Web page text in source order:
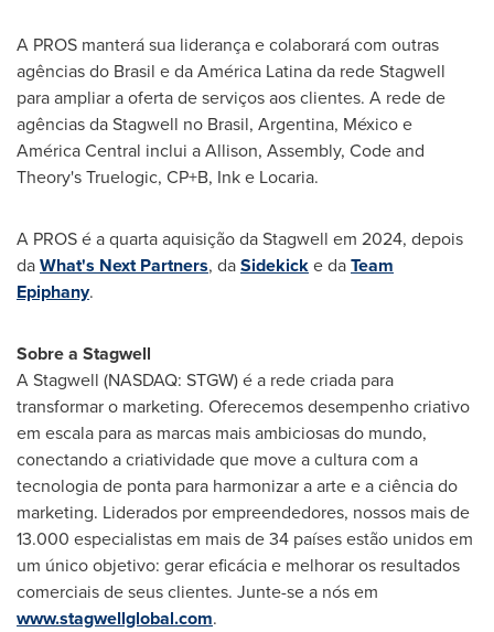
A PROS manterá sua liderança e colaborará com outras
agências do Brasil e da América Latina da rede Stagwell
para ampliar a oferta de serviços aos clientes. A rede de
agências da Stagwell no Brasil, Argentina, México e
América Central inclui a Allison, Assembly, Code and
Theory's Truelogic, CP+B, Ink e Locaria.
A PROS é a quarta aquisição da Stagwell em 2024, depois
daWhat's Next Partners, daSidekicke daTeam
Epiphany.
Sobre a Stagwell
A Stagwell (NASDAQ: STGW) é a rede criada para
transformar o marketing. Oferecemos desempenho criativo
em escala para as marcas mais ambiciosas do mundo,
conectando a criatividade que move a cultura com a
tecnologia de ponta para harmonizar a arte e a ciência do
marketing. Liderados por empreendedores, nossos mais de
13.000 especialistas em mais de 34 países estão unidos em
um único objetivo: gerar eficácia e melhorar os resultados
comerciais de seus clientes. Junte-se a nós em
www.stagwellglobal.com.